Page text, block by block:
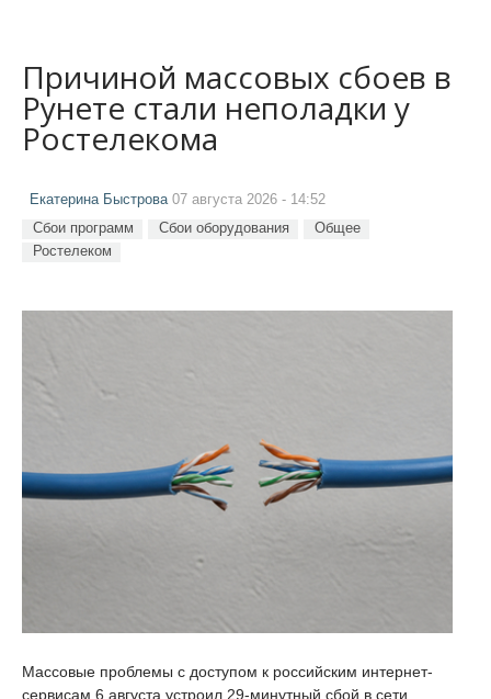
Причиной массовых сбоев в
Рунете стали неполадки у
Ростелекома
Екатерина Быстрова 07 августа 2026 - 14:52
Сбои программ Сбои оборудования
Общее
Ростелеком
Массовые проблемы с доступом к российским интернет-
сервисам 6 августа устроил 29-минутный сбой в сети